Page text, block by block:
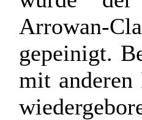
Arrowan-
gepeinigt.
mit